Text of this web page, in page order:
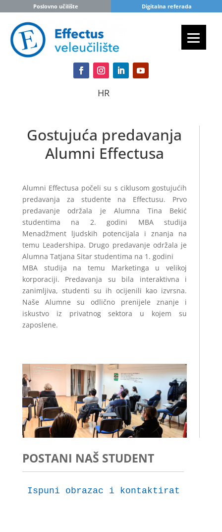
Poslovno učilište Digitalna referada
HR
Gostujuća predavanja
Alumni Effectusa
Alumni Effectusa počeli su s ciklusom gostujućih
predavanja za studente na Effectusu. Prvo
predavanje održala je Alumna Tina Bekić
studentima na 2. godini MBA studija
Menadžment ljudskih potencijala i znanja na
temu Leadershipa. Drugo predavanje održala je
Alumna Tatjana Sitar studentima na 1. godini
MBA studija na temu Marketinga u velikoj
korporaciji. Predavanja su bila interaktivna i
zanimljiva, studenti su ih ocijenili kao izvrsna.
Naše Alumne su odlično prenijele znanje i
iskustvo iz privatnog sektora u kojem su
zaposlene.
POSTANI NAŠ STUDENT
Ispuni obrazac i kontaktirat ćemo